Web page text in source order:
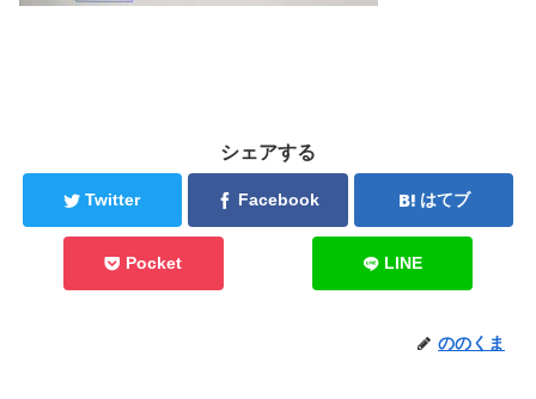
シェアする
Twitter Facebook はてブ
Pocket LINE
ののくま